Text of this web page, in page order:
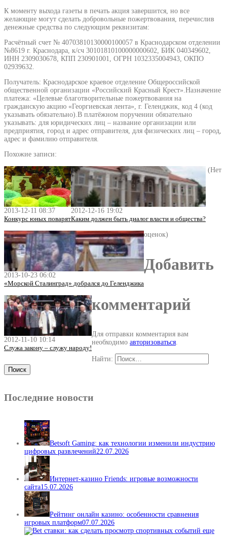
К моменту выхода газеты в печать акция завершится, но все
желающие могут сделать добровольные пожертвования, перечислив
денежные средства по следующим реквизитам:
Расчётный счет № 40703810130000100057 в Краснодарском отделении
№8619 г. Краснодара, к/сч 30101810100000000602, БИК 040349602,
ИНН 2309030678, КПП 230901001, ОГРН 1032335004943, ОКПО
02939632.
Получатель: Краснодарское краевое отделение Общероссийской
общественной организации «Российский Красный Крест».Назначение
платежа: «Целевые благотворительные пожертвования на
гражданскую акцию «Георгиевская лента», г. Геленджик, код 4 (код
указывать обязательно).В платёжном поручении обязательно
указывать: для юридических лиц – название организации или
предприятия, город и адрес отправителя, для физических лиц – город,
адрес и фамилию отправителя.
Похожие записи:
2013-12-11 08:37
Конкурс юных поварят
2012-12-16 19:02
Каким должен быть диалог власти и общества?
2013-10-23 06:02
«Морской Сталинград» добрался до Геленджика
2012-11-10 10:14
Служа закону – служу народу!
(Нет
оценок)
Добавить
комментарий
Для отправки комментария вам
необходимо авторизоваться
Найти:
Последние новости
Betsoft Gaming: как технологии изменили индустрию
цифровых развлечений22.07.2026
Интернет-казино Friends: игровые возможности
сайта15.07.2026
Рейтинг онлайн казино: особенности сравнения
игровых платформ07.07.2026